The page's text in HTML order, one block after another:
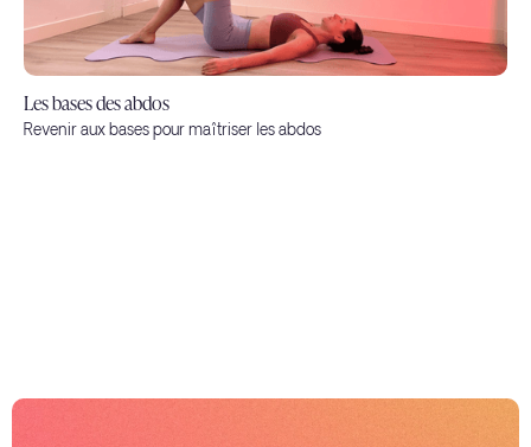
Les bases des abdos
Revenir aux bases pour maîtriser les abdos